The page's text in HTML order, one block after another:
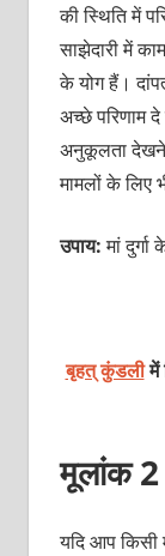
की स्थिति में
साझेदारी में
के योग हैं।
अच्छे परिणाम
अनुकूलता देखने
मामलों के लिए
उपाय:मां
बृहत् कुंडलीमें
मूलांक 2
यदि आप किसी